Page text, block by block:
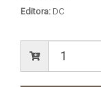
Editora: DC